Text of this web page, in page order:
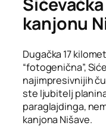
kanjonu
Dugačka 17
“fotogenična”,
najimpresivnijih
ste ljubitelj
paraglajdinga,
kanjona Nišave.